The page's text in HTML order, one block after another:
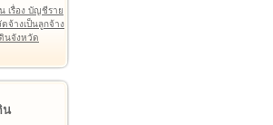
เรื่อง บัญชีราย
จ้างเป็นลูกจ้าง
นจังหวัด
น